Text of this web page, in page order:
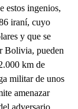
estos ingenios,
iraní, cuyo
y que se
Bolivia, pueden
km de
militar de unos
amenazar
adversario.